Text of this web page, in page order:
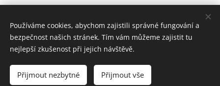
Do košíku
Vytvořeno službouWebnode Cookies
Používáme cookies, abychom zajistili správné fungování a
bezpečnost našich stránek. Tím vám můžeme zajistit tu
nejlepší zkušenost při jejich návštěvě.
Přijmout nezbytné Přijmout vše